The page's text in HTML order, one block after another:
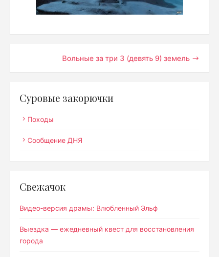
Навигация
записям
Вольные за три 3 (девять 9) земель
Суровые закорючки
Походы
Сообщение ДНЯ
Свежачок
Видео-версия драмы: Влюбленный Эльф
Выездка — ежедневный квест для восстановления
города